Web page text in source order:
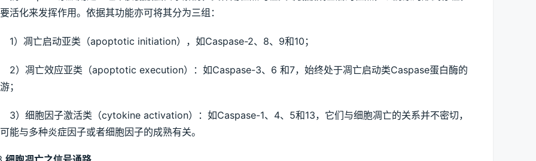
活化来发挥作用。依据其功能亦可将其分为三组：
1）凋亡启动亚类（apoptotic initiation），如Caspase-2、8、9和10；
2）凋亡效应亚类（apoptotic execution）：如Caspase-3、6 和7，始终处于凋亡启动类Caspase蛋白酶的
；
3）细胞因子激活类（cytokine activation）：如Caspase-1、4、5和13，它们与细胞凋亡的关系并不密切，
能与多种炎症因子或者细胞因子的成熟有关。